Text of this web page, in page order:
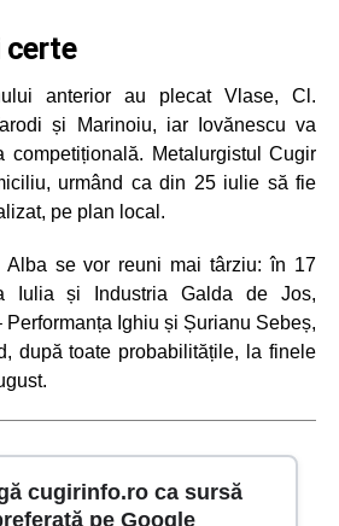
certe
anterior au plecat Vlase, Cl.
și Marinoiu, iar Iovănescu va
competițională. Metalurgistul Cugir
urmând ca din 25 iulie să fie
pe plan local.
Alba se vor reuni mai târziu: în 17
Iulia și Industria Galda de Jos,
Ighiu și Șurianu Sebeș,
după toate probabilitățile, la finele
cugirinfo.ro ca sursă
pe Google